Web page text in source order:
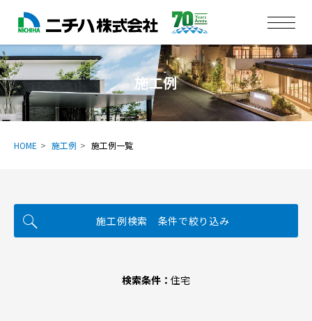
施工例
HOME 施工例 施工例一覧
施工例検索 条件で絞り込み
検索条件： 住宅